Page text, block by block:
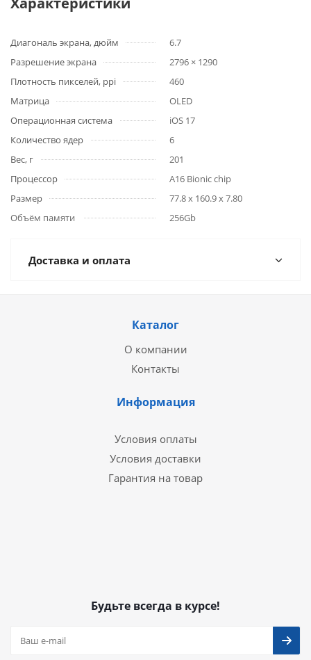
Диагональ экрана, дюйм
6.7
Разрешение экрана
2796 × 1290
Плотность пикселей, ppi
460
Матрица
OLED
Операционная система
iOS 17
Количество ядер
6
Вес, г
201
Процессор
A16 Bionic chip
Размер
77.8 x 160.9 x 7.80
Объём памяти
256Gb
Доставка и оплата
Каталог
О компании
Контакты
Информация
Условия оплаты
Условия доставки
Гарантия на товар
Будьте всегда в курсе!